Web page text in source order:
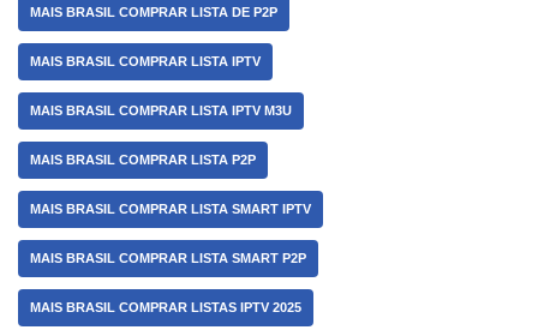
MAIS BRASIL COMPRAR LISTA DE P2P
MAIS BRASIL COMPRAR LISTA IPTV
MAIS BRASIL COMPRAR LISTA IPTV M3U
MAIS BRASIL COMPRAR LISTA P2P
MAIS BRASIL COMPRAR LISTA SMART IPTV
MAIS BRASIL COMPRAR LISTA SMART P2P
MAIS BRASIL COMPRAR LISTAS IPTV 2025